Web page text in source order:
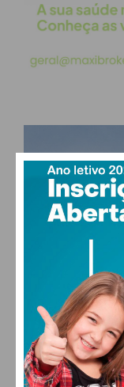
18°
28°
SÁB